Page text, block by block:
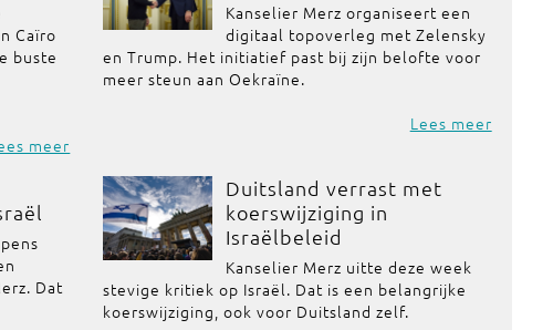
Caïro
buste
meer
Kanselier Merz organiseert een
digitaal topoverleg met Zelensky
en Trump. Het initiatief past bij zijn belofte voor
meer steun aan Oekraïne.
Lees meer
Dat
Duitsland verrast met
koerswijziging in
Israëlbeleid
Kanselier Merz uitte deze week
stevige kritiek op Israël. Dat is een belangrijke
koerswijziging, ook voor Duitsland zelf.